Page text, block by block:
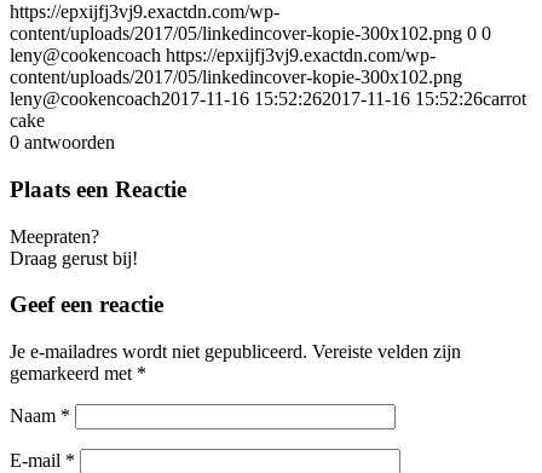
https://epxijfj3vj9.exactdn.com/wp-
content/uploads/2017/05/linkedincover-kopie-300x102.png 0 0
leny@cookencoach https://epxijfj3vj9.exactdn.com/wp-
content/uploads/2017/05/linkedincover-kopie-300x102.png
leny@cookencoach2017-11-16 15:52:262017-11-16 15:52:26carrot
cake
0 antwoorden
Plaats een Reactie
Meepraten?
Draag gerust bij!
Geef een reactie
Je e-mailadres wordt niet gepubliceerd. Vereiste velden zijn
gemarkeerd met *
Naam *
E-mail *